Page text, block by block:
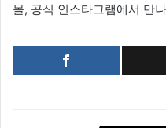
몰, 공식 인스타그램에서 만